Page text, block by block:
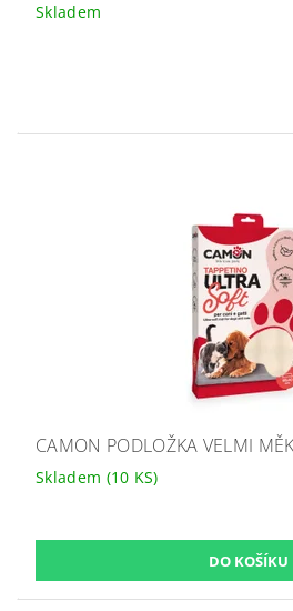
Skladem
CAMON PODLOŽKA VELMI
Skladem (10 KS)